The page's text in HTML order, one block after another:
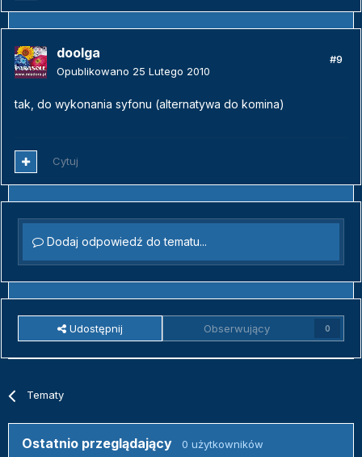
doolga
Opublikowano 25 Lutego 2010
#9
tak, do wykonania syfonu (alternatywa do komina)
Cytuj
Dodaj odpowiedź do tematu...
Udostępnij Obserwujący 0
Tematy
Ostatnio przeglądający 0 użytkowników